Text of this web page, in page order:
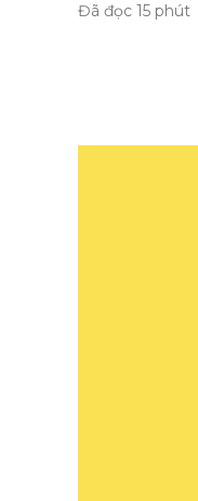
Đã đọc 15 phút